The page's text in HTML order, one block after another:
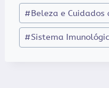
Tags
do
Post:
#Beleza e Cuidados
#Sistema